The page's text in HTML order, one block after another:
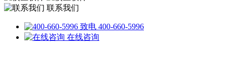
联系我们
致电 400-660-5996
在线咨询